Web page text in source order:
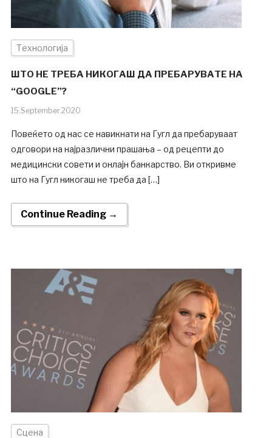
Технологија
ШТО НЕ ТРЕБА НИКОГАШ ДА ПРЕБАРУВАТЕ НА
“GOOGLE”?
15.September.2020
Повеќето од нас се навикнати на Гугл да пребаруваат
одговори на најразлични прашања – од рецепти до
медицински совети и онлајн банкарство. Ви откривме
што на Гугл никогаш не треба да […]
Continue Reading →
Сцена